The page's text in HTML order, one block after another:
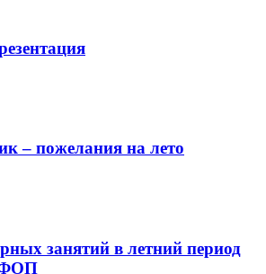
– пожелания на лето
занятий в летний период
ФОП